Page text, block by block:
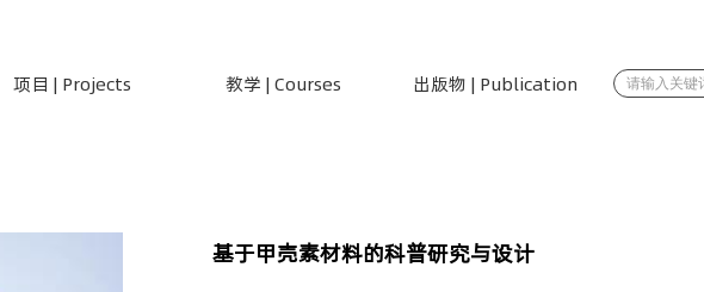
项目 | Projects 教学 | Courses 出版物 | Publication
基于甲壳素材料的科普研究与设计